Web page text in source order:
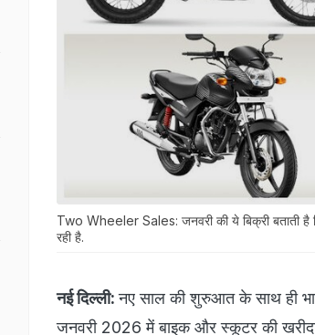
Two Wheeler Sales: जनवरी की ये बिक्री बताती
रही है.
नई दिल्ली: नए साल की शुरुआत के साथ ही
जनवरी 2026 में बाइक और स्कूटर की